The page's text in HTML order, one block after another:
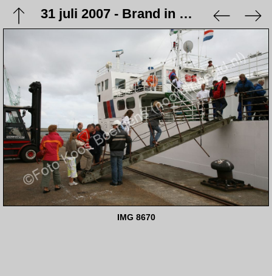
31 juli 2007 - Brand in de loodsen Veem & Factor
IMG 8670